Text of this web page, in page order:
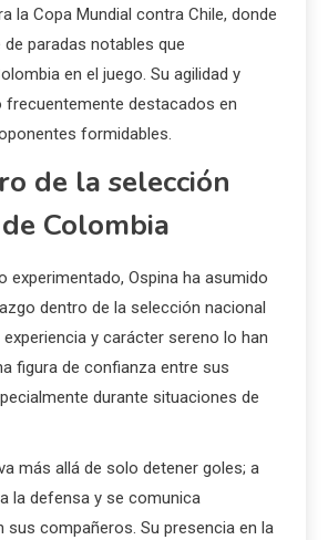
la Copa Mundial contra Chile, donde
paradas notables que
en el juego. Su agilidad y
frecuentemente destacados en
formidables.
de la selección
Colombia
experimentado, Ospina ha asumido
dentro de la selección nacional
y carácter sereno lo han
figura de confianza entre sus
durante situaciones de
más allá de solo detener goles; a
la defensa y se comunica
sus compañeros. Su presencia en la